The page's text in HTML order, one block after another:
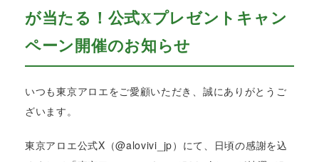
が当たる！公式Xプレゼントキャン
ペーン開催のお知らせ
いつも東京アロエをご愛顧いただき、誠にありがとうご
ざいます。
東京アロエ公式X（@alovivi_jp）にて、日頃の感謝を込